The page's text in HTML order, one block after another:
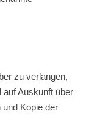
zu verlangen,
auf Auskunft über
Kopie der